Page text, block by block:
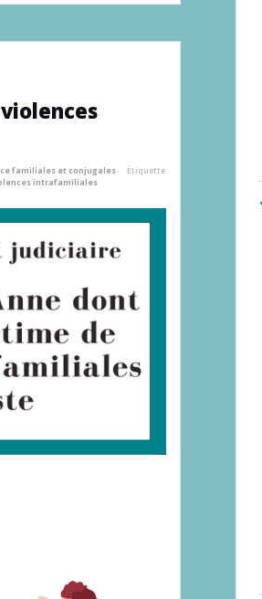
familiales et conjugales
Étiquette
intrafamiliales